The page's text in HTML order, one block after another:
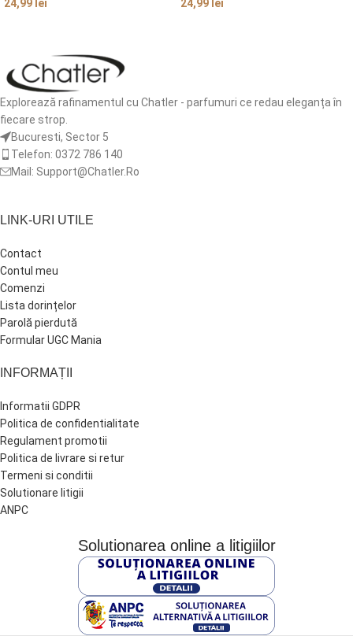
24,99 lei
24,99 lei
Explorează rafinamentul cu Chatler - parfumuri ce redau eleganța în
fiecare strop.
Bucuresti, Sector 5
Telefon: 0372 786 140
Mail: Support@Chatler.Ro
LINK-URI UTILE
Contact
Contul meu
Comenzi
Lista dorințelor
Parolă pierdută
Formular UGC Mania
INFORMAȚII
Informatii GDPR
Politica de confidentialitate
Regulament promotii
Politica de livrare si retur
Termeni si conditii
Solutionare litigii
ANPC
Solutionarea online a litigiilor